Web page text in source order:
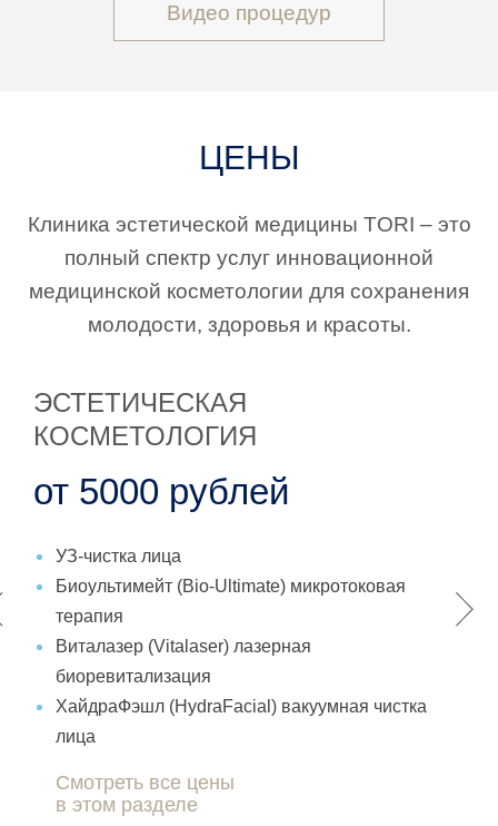
Видео процедур
ЦЕНЫ
Клиника эстетической медицины TORI – это
полный спектр услуг инновационной
медицинской косметологии для сохранения
молодости, здоровья и красоты.
ЭСТЕТИЧЕСКАЯ
КОСМЕТОЛОГИЯ
от 5000 рублей
УЗ-чистка лица
Биоультимейт (Bio-Ultimate) микротоковая
терапия
Виталазер (Vitalaser) лазерная
биоревитализация
ХайдраФэшл (HydraFacial) вакуумная чистка
лица
Смотреть все цены
в этом разделе